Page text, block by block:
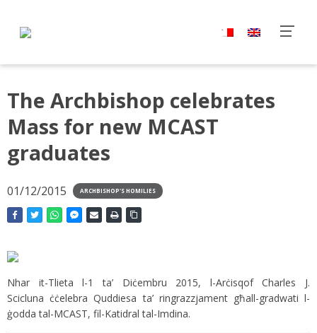
The Archbishop celebrates
Mass for new MCAST
graduates
01/12/2015 ARCHBISHOP'S HOMILIES
Nhar it-Tlieta l-1 ta’ Diċembru 2015, l-Arċisqof Charles J.
Scicluna ċċelebra Quddiesa ta’ ringrazzjament għall-gradwati l-
ġodda tal-MCAST, fil-Katidral tal-Imdina.